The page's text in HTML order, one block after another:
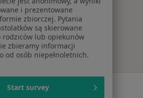
Najpopularniejsze
Serwis
i prezentowane
zbiorczej. Pytania
są skierowane
rodziców lub opiekunów
zbieramy informacji
od osób niepełnoletnich.
Start survey